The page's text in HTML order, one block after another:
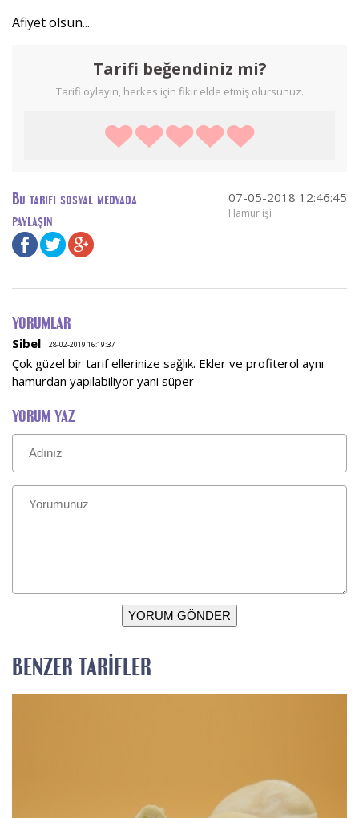
Afiyet olsun...
Tarifi beğendiniz mi?
Tarifi oylayın, herkes için fikir elde etmiş olursunuz.
Bu tarifi sosyal medyada
paylaşın
07-05-2018 12:46:45
Hamur işi
YORUMLAR
Sibel 28-02-2019 16:19:37
Çok güzel bir tarif ellerinize sağlık. Ekler ve profiterol aynı
hamurdan yapılabiliyor yani süper
YORUM YAZ
YORUM GÖNDER
BENZER TARIFLER